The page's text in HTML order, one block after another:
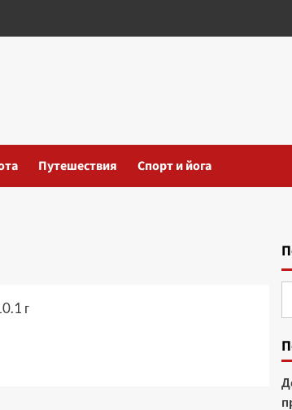
Путешествия Спорт и йога
г